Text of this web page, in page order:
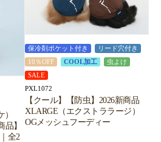
品】
全2
保冷剤ポケット付き
リード穴付き
10％OFF
COOL加工
虫よけ
SALE
PXL1072
【クール】【防虫】2026新商品
XLARGE（エクストララージ）
OGメッシュフーディー